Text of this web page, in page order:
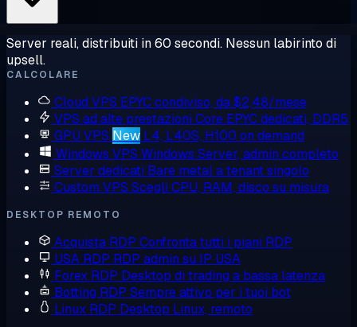
Server reali, distribuiti in 60 secondi. Nessun labirinto di
upsell.
CALCOLARE
Cloud VPS EPYC condiviso, da $2,48/mese
VPS ad alte prestazioni Core EPYC dedicati, DDR5
GPU VPS New L4, L40S, H100 on demand
Windows VPS Windows Server, admin completo
Server dedicati Bare metal a tenant singolo
Custom VPS Scegli CPU, RAM, disco su misura
DESKTOP REMOTO
Acquista RDP Confronta tutti i piani RDP
USA RDP RDP admin su IP USA
Forex RDP Desktop di trading a bassa latenza
Botting RDP Sempre attivo per i tuoi bot
Linux RDP Desktop Linux, remoto